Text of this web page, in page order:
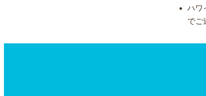
ハワ
でご